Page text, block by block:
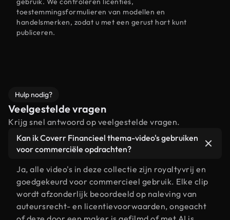
toestemmingsformulieren van modellen en
handelsmerken, zodat u met een gerust hart kunt
publiceren.
Hulp nodig?
Veelgestelde vragen
Krijg snel antwoord op veelgestelde vragen.
Kan ik Coverr Financieel thema-video's gebruiken
voor commerciële opdrachten?
Ja, alle video's in deze collectie zijn royaltyvrij en
goedgekeurd voor commercieel gebruik. Elke clip
wordt afzonderlijk beoordeeld op naleving van
auteursrecht- en licentievoorwaarden, ongeacht